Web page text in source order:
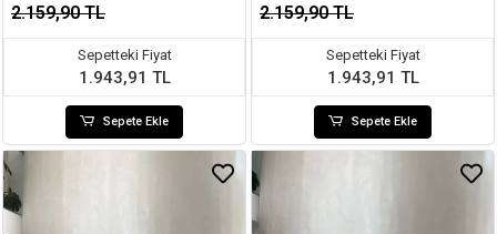
2.159,90 TL
Sepetteki Fiyat
1.943,91 TL
Sepete Ekle
2.159,90 TL
Sepetteki Fiyat
1.943,91 TL
Sepete Ekle